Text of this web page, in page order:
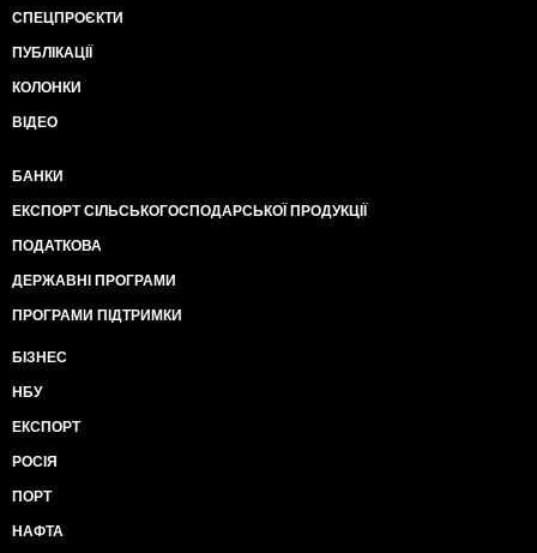
СПЕЦПРОЄКТИ
ПУБЛІКАЦІЇ
КОЛОНКИ
ВІДЕО
БАНКИ
ЕКСПОРТ СІЛЬСЬКОГОСПОДАРСЬКОЇ ПРОДУКЦІЇ
ПОДАТКОВА
ДЕРЖАВНІ ПРОГРАМИ
ПРОГРАМИ ПІДТРИМКИ
БІЗНЕС
НБУ
ЕКСПОРТ
РОСІЯ
ПОРТ
НАФТА